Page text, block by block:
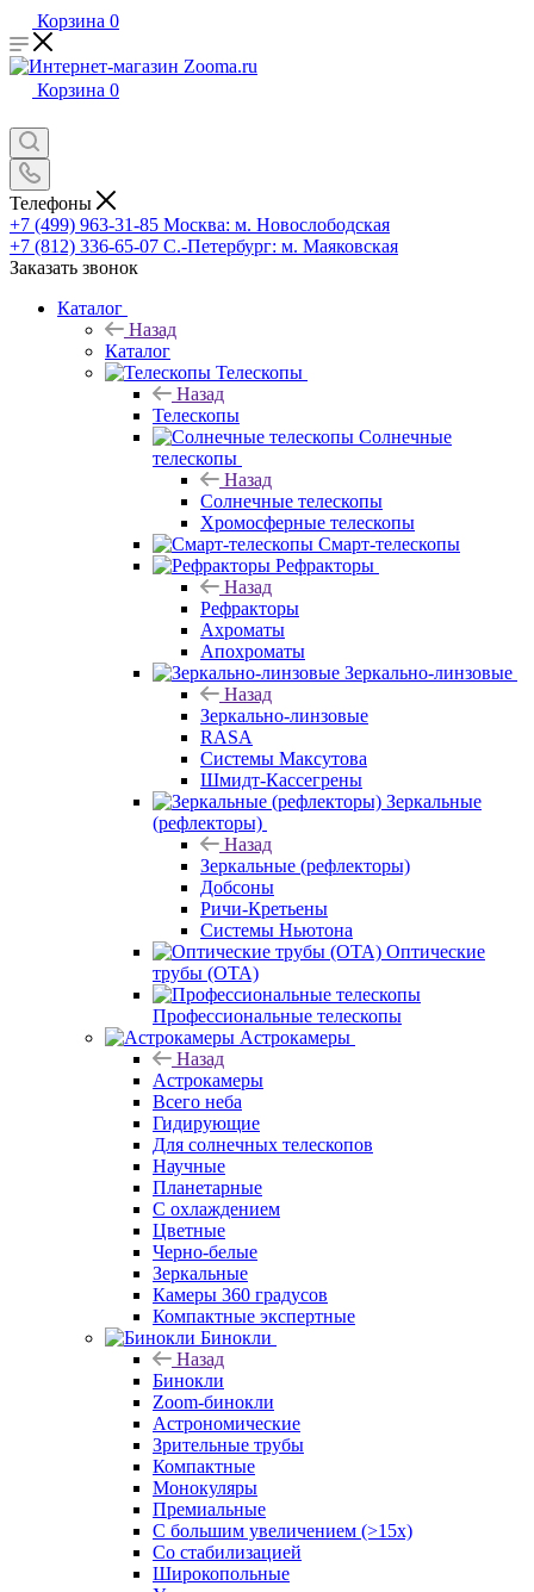
Корзина 0
Корзина 0
Телефоны
+7 (499) 963-31-85 Москва: м. Новослободская
+7 (812) 336-65-07 С.-Петербург: м. Маяковская
Заказать звонок
Каталог
Назад
Каталог
Телескопы
Назад
Телескопы
Солнечные
телескопы
Назад
Солнечные телескопы
Хромосферные телескопы
Смарт-телескопы
Рефракторы
Назад
Рефракторы
Ахроматы
Апохроматы
Зеркально-линзовые
Назад
Зеркально-линзовые
RASA
Системы Максутова
Шмидт-Кассегрены
Зеркальные
(рефлекторы)
Назад
Зеркальные (рефлекторы)
Добсоны
Ричи-Кретьены
Системы Ньютона
Оптические
трубы (OTA)
Профессиональные телескопы
Астрокамеры
Назад
Астрокамеры
Всего неба
Гидирующие
Для солнечных телескопов
Научные
Планетарные
С охлаждением
Цветные
Черно-белые
Зеркальные
Камеры 360 градусов
Компактные экспертные
Бинокли
Назад
Бинокли
Zoom-бинокли
Астрономические
Зрительные трубы
Компактные
Монокуляры
Премиальные
С большим увеличением (>15x)
Со стабилизацией
Широкопольные